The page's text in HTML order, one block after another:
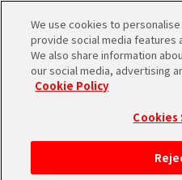
NEUES
We use cookies to
provide social media features
We also share information
our social media, advertising
Cookie Policy